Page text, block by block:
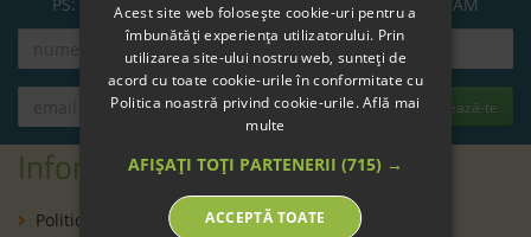
Abonează-te
Informații
Politică de confidenţialitate
Acest site web folosește cookie-uri pentru a
îmbunătăți experiența utilizatorului. Prin
utilizarea site-ului nostru web, sunteți de
acord cu toate cookie-urile în conformitate cu
Politica noastră privind cookie-urile.Află mai
multe
AFIȘAȚI TOȚI PARTENERII (715) →
ACCEPTĂ TOATE